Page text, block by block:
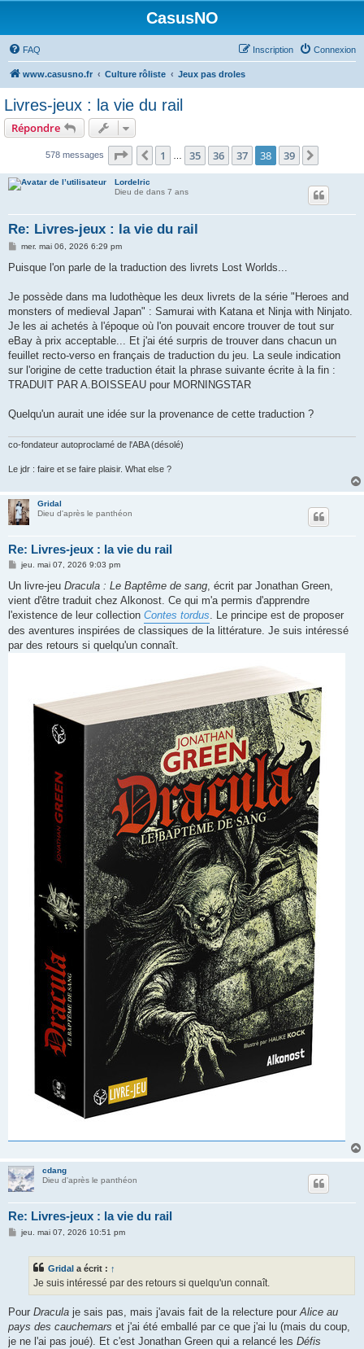
CasusNO
FAQ Connexion
Inscription
www.casusno.fr Culture rôliste Jeux pas droles
Livres-jeux : la vie du rail
Répondre
578 messages Page 38 sur 39
Précédent
1 35 36 37 38 39
Lordelric
Dieu de dans 7 ans
Re: Livres-jeux : la vie du rail
M
s
g
mer. mai 06, 2026 6:29 pm
Puisque l'on parle de la traduction des livrets Lost Worlds...
Je possède dans ma ludothèque les deux livrets de la série "Heroes and
monsters of medieval Japan" : Samurai with Katana et Ninja with Ninjato.
Je les ai achetés à l'époque où l'on pouvait encore trouver de tout sur
eBay à prix acceptable... Et j'ai été surpris de trouver dans chacun un
feuillet recto-verso en français de traduction du jeu. La seule indication
sur l'origine de cette traduction était la phrase suivante écrite à la fin :
TRADUIT PAR A.BOISSEAU pour MORNINGSTAR
Quelqu'un aurait une idée sur la provenance de cette traduction ?
co-fondateur autoproclamé de l'ABA (désolé)
Le jdr : faire et se faire plaisir. What else ?
Gridal
Dieu d'après le panthéon
Re: Livres-jeux : la vie du rail
M
s
a
g
jeu. mai 07, 2026 9:03 pm
Un livre-jeu Dracula : Le Baptême de sang, écrit par Jonathan Green,
vient d'être traduit chez Alkonost. Ce qui m'a permis d'apprendre
l'existence de leur collection Contes tordus. Le principe est de proposer
des aventures inspirées de classiques de la littérature. Je suis intéressé
par des retours si quelqu'un connaît.
cdang
Dieu d'après le panthéon
Re: Livres-jeux : la vie du rail
Mjeu. mai 07, 2026 10:51 pm
Gridal a écrit : ↑
Je suis intéressé par des retours si quelqu'un connaît.
Pour Dracula je sais pas, mais j'avais fait de la relecture pourAlice au
pays des cauchemars et j'ai été emballé par ce que j'ai lu (mais du coup,
je ne l'ai pas joué). Et c'est Jonathan Green qui a relancé les Défis